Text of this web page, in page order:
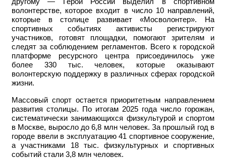
волонтерстве, которое входит в число 10 направлений,
которые в столице развивает «Мосволонтер». На
спортивных событиях активисты регистрируют
участников, готовят площадки, помогают зрителям и
следят за соблюдением регламентов. Всего к городской
платформе ресурсного центра присоединилось уже
более 330 тыс. человек, которые оказывают
волонтерскую поддержку в различных сферах городской
жизни.
Массовый спорт остается приоритетным направлением
развития столицы. По итогам 2025 года число горожан,
систематически занимающихся физкультурой и спортом
в Москве, выросло до 6,8 млн человек. За прошлый год в
городе ввели в эксплуатацию 41 спортивное сооружение,
а участниками 18 тыс. физкультурных и спортивных
событий стали 3,8 млн человек.